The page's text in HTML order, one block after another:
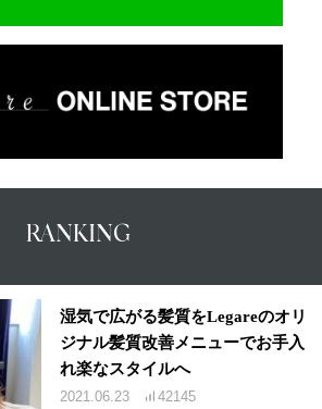
RANKING
湿気で広がる髪質をLegareのオリ
ジナル髪質改善メニューでお手入
れ楽なスタイルへ
2021.06.23 42145